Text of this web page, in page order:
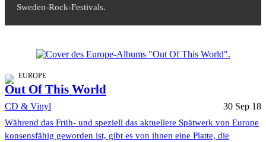
Sweden-Rock-Festivals.
EUROPE
Out Of This World
CD & Vinyl 30 Sep 18
Während das Früh- und speziell das aktuellere Spätwerk von Europe
konsensfähig geworden ist, gibt es von ihnen eine Platte, die